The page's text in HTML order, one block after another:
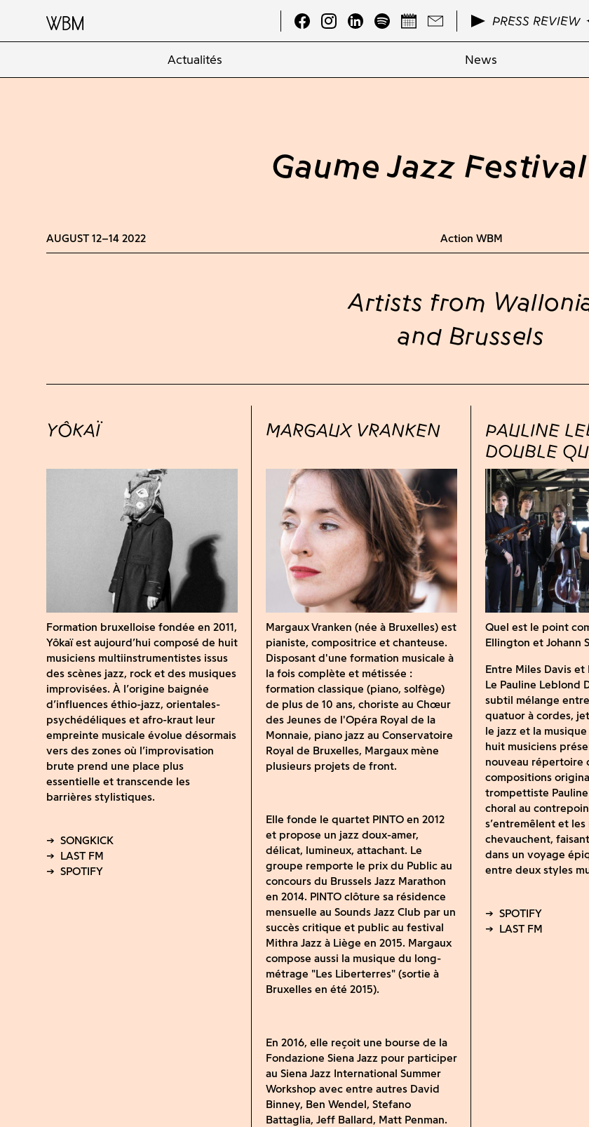
PRESS REVIEW
Actualités News
Gaume Jazz
AUGUST 12–14 2022 Action WBM
Artists from
and Brussels
YÔKAÏ
Formation bruxelloise fondée en 2011,
Yôkaï est aujourd’hui composé de huit
musiciens multiinstrumentistes issus
des scènes jazz, rock et des musiques
improvisées. À l’origine baignée
d’influences éthio-jazz, orientales-
psychédéliques et afro-kraut leur
empreinte musicale évolue désormais
vers des zones où l’improvisation
brute prend une place plus
essentielle et transcende les
barrières stylistiques.
MARGAUX VRANKEN
Margaux Vranken (née à Bruxelles) est
pianiste, compositrice et chanteuse.
Disposant d'une formation musicale à
la fois complète et métissée :
formation classique (piano, solfège)
de plus de 10 ans, choriste au Chœur
des Jeunes de l'Opéra Royal de la
Monnaie, piano jazz au Conservatoire
Royal de Bruxelles, Margaux mène
plusieurs projets de front.
Elle fonde le quartet PINTO en 2012
et propose un jazz doux-amer,
délicat, lumineux, attachant. Le
groupe remporte le prix du Public au
concours du Brussels Jazz Marathon
en 2014. PINTO clôture sa résidence
mensuelle au Sounds Jazz Club par un
succès critique et public au festival
Mithra Jazz à Liège en 2015. Margaux
compose aussi la musique du long-
métrage "Les Liberterres" (sortie à
Bruxelles en été 2015).
En 2016, elle reçoit une bourse de la
Fondazione Siena Jazz pour participer
au Siena Jazz International Summer
Workshop avec entre autres David
Binney, Ben Wendel, Stefano
Battaglia, Jeff Ballard, Matt Penman.
PAULINE
DOUBLE
Quel est le point
Ellington et Johann
Entre Miles Davis et
Le Pauline Leblond
subtil mélange
quatuor à cordes,
le jazz et la
huit musiciens
nouveau répertoire
compositions
trompettiste
choral au
s’entremêlent et les
chevauchent,
dans un voyage
entre deux styles